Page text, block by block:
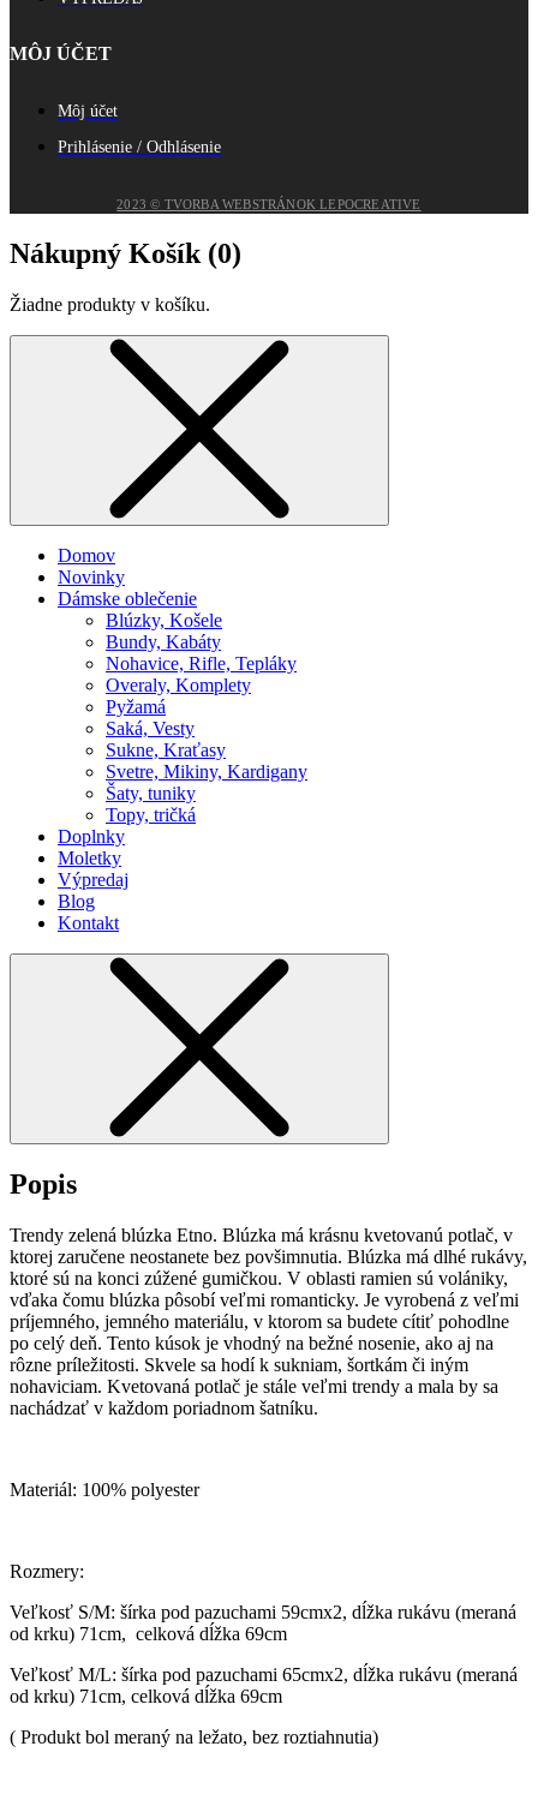
MÔJ ÚČET
Môj účet
Prihlásenie / Odhlásenie
2023 © TVORBA WEBSTRÁNOK LEPOCREATIVE
Nákupný Košík (0)
Žiadne produkty v košíku.
Domov
Novinky
Dámske oblečenie
Blúzky, Košele
Bundy, Kabáty
Nohavice, Rifle, Tepláky
Overaly, Komplety
Pyžamá
Saká, Vesty
Sukne, Kraťasy
Svetre, Mikiny, Kardigany
Šaty, tuniky
Topy, tričká
Doplnky
Moletky
Výpredaj
Blog
Kontakt
Popis
Trendy zelená blúzka Etno. Blúzka má krásnu kvetovanú potlač, v
ktorej zaručene neostanete bez povšimnutia. Blúzka má dlhé rukávy,
ktoré sú na konci zúžené gumičkou. V oblasti ramien sú volániky,
vďaka čomu blúzka pôsobí veľmi romanticky. Je vyrobená z veľmi
príjemného, jemného materiálu, v ktorom sa budete cítiť pohodlne
po celý deň. Tento kúsok je vhodný na bežné nosenie, ako aj na
rôzne príležitosti. Skvele sa hodí k sukniam, šortkám či iným
nohaviciam. Kvetovaná potlač je stále veľmi trendy a mala by sa
nachádzať v každom poriadnom šatníku.
Materiál: 100% polyester
Rozmery:
Veľkosť S/M: šírka pod pazuchami 59cmx2, dĺžka rukávu (meraná
od krku) 71cm, celková dĺžka 69cm
Veľkosť M/L: šírka pod pazuchami 65cmx2, dĺžka rukávu (meraná
od krku) 71cm, celková dĺžka 69cm
( Produkt bol meraný na ležato, bez roztiahnutia)